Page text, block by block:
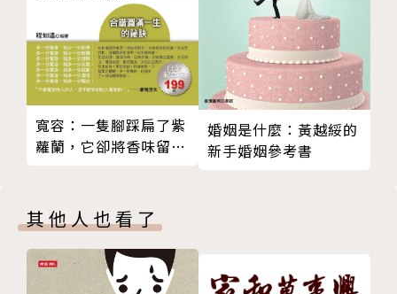
卡洛琳．阿諾(Caroline L. Arnold)
現任高盛集團(Goldman Sachs)總經理，在此之前任
職摩根史坦利(Morgan Stanley)超過二十年，領導近
五百名技術人員，她的團隊為谷歌公司的公開上市設計
一套創新的競標制度，因而贏得「華爾街技術獎」，幾
年後再為谷歌設計可轉讓員工股票選擇權交易制。擅長
灣區，畢業於加州大學柏克萊分校，現居紐約。
譯者簡介
第十六章 學習守時
第十七章 有條不紊不再是空話
後記 變成自動駕駛模式之後
寬容：一隻腳踩扁了紫
蘿蘭，它卻將香味留在
婚姻是什麼：黃越綏的
新手婚姻參考書
其他人也看了